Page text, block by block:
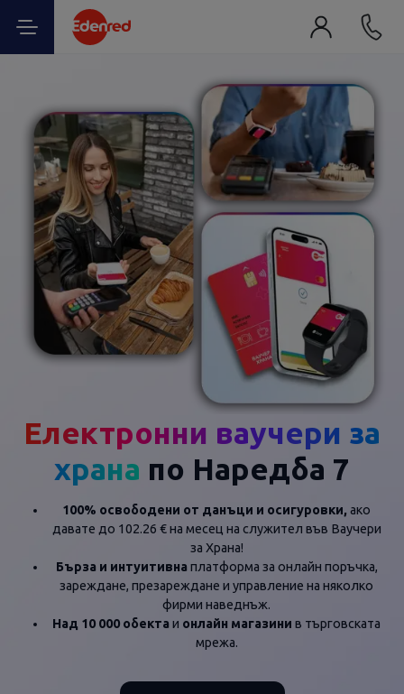
Електронни ваучери за
храна по Наредба 7
100% освободени от данъци и осигуровки, ако
давате до 102.26 € на месец на служител във Ваучери
за Храна!
Бърза и интуитивна платформа за онлайн поръчка,
зареждане, презареждане и управление на няколко
фирми наведнъж.
Над 10 000 обекта и онлайн магазини в търговската
мрежа.